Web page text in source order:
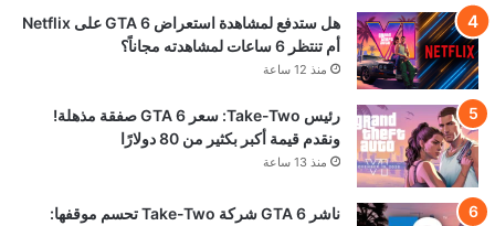
هل ستدفع لمشاهدة استعراض GTA 6 على Netflix
أم تنتظر 6 ساعات لمشاهدته مجاناً؟
منذ 12 ساعة
رئيس Take-Two: سعر GTA 6 صفقة مذهلة!
ونقدم قيمة أكبر بكثير من 80 دولارًا
منذ 13 ساعة
ناشر GTA 6 شركة Take-Two تحسم موقفها: